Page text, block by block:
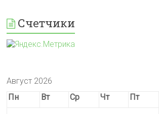
Счетчики
Август 2026
Пн
Вт Ср Чт Пт